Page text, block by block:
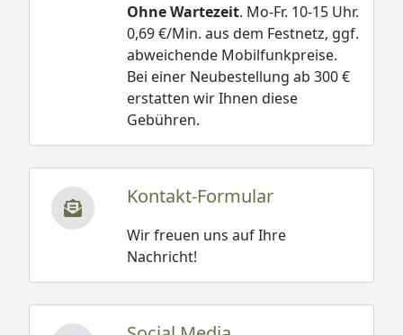
Ohne Wartezeit. Mo-Fr. 10-15 Uhr.
0,69 €/Min. aus dem Festnetz, ggf.
abweichende Mobilfunkpreise.
Bei einer Neubestellung ab 300 €
erstatten wir Ihnen diese
Gebühren.
Kontakt-Formular
Wir freuen uns auf Ihre
Nachricht!